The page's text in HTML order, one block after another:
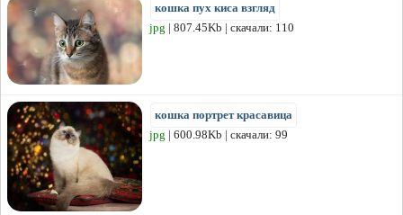
кошка пух киса взгляд
jpg | 807.45Kb | скачали: 110
кошка портрет красавица
jpg | 600.98Kb | скачали: 99